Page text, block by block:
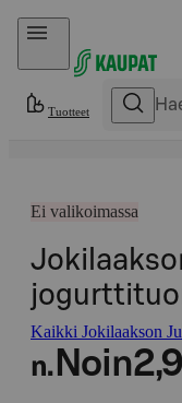
Hyppää sisältöön
Tuotteet
Ei valikoimassa
Kaikki Jokilaakson
n. Noin